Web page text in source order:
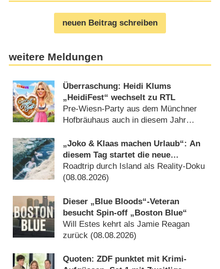
neuen Beitrag schreiben
weitere Meldungen
Überraschung: Heidi Klums
„HeidiFest“ wechselt zu RTL
Pre-Wiesn-Party aus dem Münchner
Hofbräuhaus auch in diesem Jahr
„Joko & Klaas machen Urlaub“: An
diesem Tag startet die neue
Sendung des Entertainer-Duos
Roadtrip durch Island als Reality-Doku
(08.08.2026)
Dieser „Blue Bloods“-Veteran
besucht Spin-off „Boston Blue“
Will Estes kehrt als Jamie Reagan
zurück (08.08.2026)
Quoten: ZDF punktet mit Krimi-